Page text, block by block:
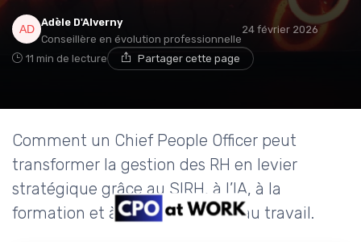
Adèle D'Alverny
Conseillère en évolution professionnelle
24 février 2026
11 min de lecture Partager cette page
Comment un Chief People Officer peut
transformer la gestion des RH en levier
stratégique grâce au SIRH, à l’IA, à la
formation et à la qualité de vie au travail.